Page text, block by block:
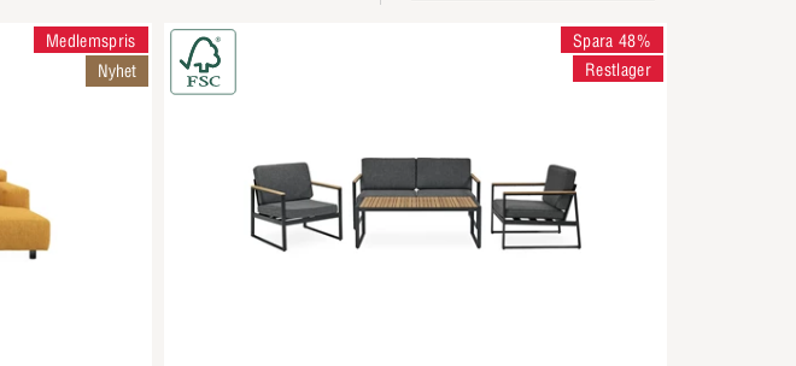
Medlemspris
Nyhet
Spara 48%
Restlager